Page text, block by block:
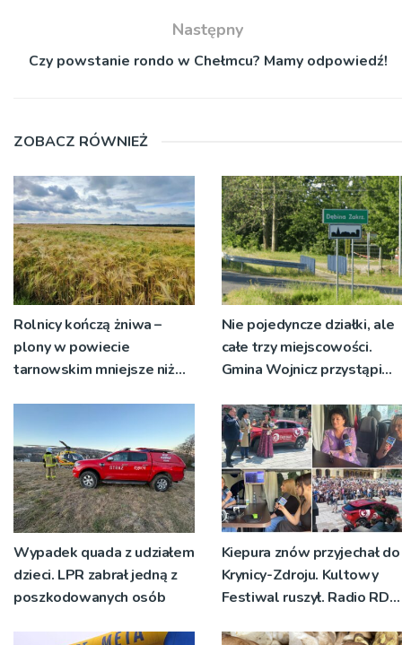
Następny
Czy powstanie rondo w Chełmcu? Mamy odpowiedź!
ZOBACZ RÓWNIEŻ
Rolnicy kończą żniwa –
plony w powiecie
tarnowskim mniejsze niż
Nie pojedyncze działki, ale
całe trzy miejscowości.
Gmina Wojnicz przystąpi
planistycznych
Wypadek quada z udziałem
dzieci. LPR zabrał jedną z
poszkodowanych osób
Kiepura znów przyjechał do
Krynicy-Zdroju. Kultowy
Festiwal ruszył. Radio RDN